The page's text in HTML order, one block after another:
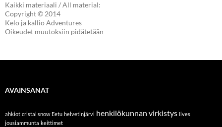
Kaikki materiaali / All material:
Copyright © 2014
Kelo ja kallio Adventures
Oikeudet muutoksiin pidätetään
AVAINSANAT
ahkiot cristal snow Eetu helvetinjärvi henkilökunnan virkistys Ilves
jousiammunta keittimet